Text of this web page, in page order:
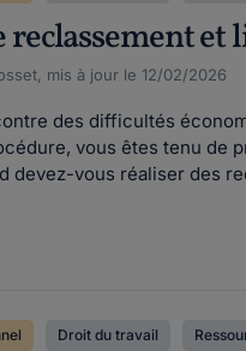
mis à jour le 12/02/2026
des difficultés
vous êtes tenu de
devez-vous réaliser des
Droit du travail